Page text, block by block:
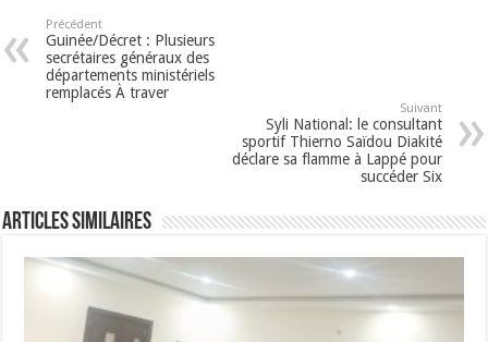
Précédent
Guinée/Décret : Plusieurs
secrétaires généraux des
départements ministériels
remplacés À traver
Suivant
Syli National: le consultant
sportif Thierno Saïdou Diakité
déclare sa flamme à Lappé pour
succéder Six
Articles Similaires